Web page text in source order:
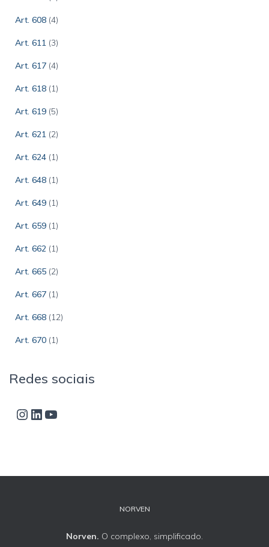
Art. 608 (4)
Art. 611 (3)
Art. 617 (4)
Art. 618 (1)
Art. 619 (5)
Art. 621 (2)
Art. 624 (1)
Art. 648 (1)
Art. 649 (1)
Art. 659 (1)
Art. 662 (1)
Art. 665 (2)
Art. 667 (1)
Art. 668 (12)
Art. 670 (1)
Redes sociais
NORVEN
Norven. O complexo, simplificado.